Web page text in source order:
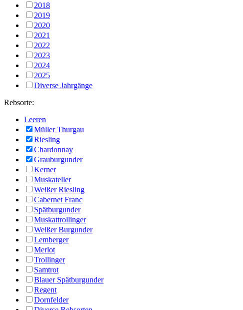
2018
2019
2020
2021
2022
2023
2024
2025
Diverse Jahrgänge
Rebsorte:
Leeren
Müller Thurgau
Riesling
Chardonnay
Grauburgunder
Kerner
Muskateller
Weißer Riesling
Cabernet Franc
Spätburgunder
Muskattrollinger
Weißer Burgunder
Lemberger
Merlot
Trollinger
Samtrot
Blauer Spätburgunder
Regent
Dornfelder